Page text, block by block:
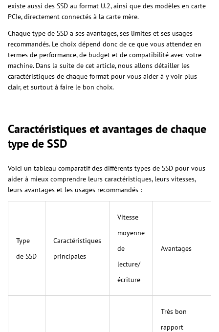
existe aussi des SSD au format U.2, ainsi que des modèles en carte
PCIe, directement connectés à la carte mère.
Chaque type de SSD a ses avantages, ses limites et ses usages
recommandés. Le choix dépend donc de ce que vous attendez en
termes de performance, de budget et de compatibilité avec votre
machine. Dans la suite de cet article, nous allons détailler les
caractéristiques de chaque format pour vous aider à y voir plus
clair, et surtout à faire le bon choix.
Caractéristiques et avantages de chaque
type de SSD
Voici un tableau comparatif des différents types de SSD pour vous
aider à mieux comprendre leurs caractéristiques, leurs vitesses,
leurs avantages et les usages recommandés :
Type
de SSD
Caractéristiques
principales
Vitesse
moyenne
de
lecture/
écriture
Avantages
Très bon
rapport